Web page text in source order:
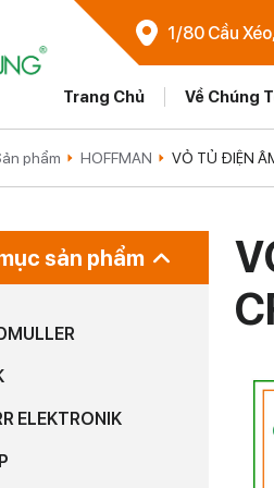
1/80 Cầu
Trang Chủ Về Chúng
phẩm HOFFMAN VỎ TỦ ĐIỆN
sản phẩm
ELEKTRONIK